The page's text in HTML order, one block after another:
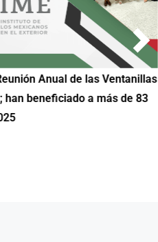
Anual de las Ventanillas
han beneficiado a más de 83